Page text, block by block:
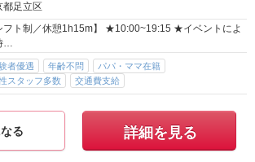
都足立区
フト制／休憩1h15m】 ★10:00~19:15 ★イベントによ
…
者優遇 年齢不問
パパ・ママ在籍
スタッフ多数
交通費支給
る 詳細を見る